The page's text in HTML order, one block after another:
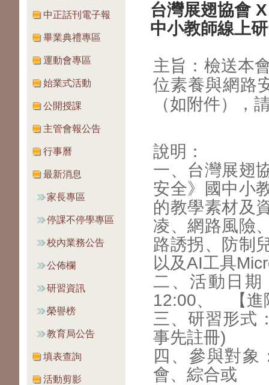
中正話刊電子報
畢業典禮專區
運動會專區
始業式活動
公開授課
主管會報公告
行事曆
最新消息
家長專區
停課不停學專區
校內業務公告
公佈欄
研習資訊
榮譽榜
教育局公告
填表查詢
活動剪影
台灣展翅協會
中小教師線上
主旨：檢送本
位素養與網路
（如附件），
說明：
一、台灣展翅
安全》國中小
的教學素材及
凌、網路風險
路誘拐、防制
以及AI工具
二、活動日期
12:00、
【
三、研習形式
事先註冊)
四、參與對象
會、綜合或